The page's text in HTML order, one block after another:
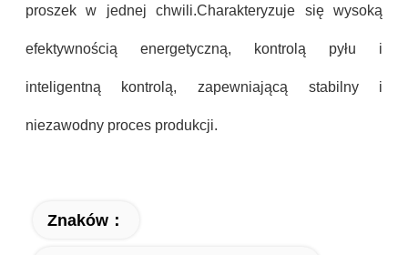
proszek w jednej chwili.Charakteryzuje się wysoką
efektywnością energetyczną, kontrolą pyłu i
inteligentną kontrolą, zapewniającą stabilny i
niezawodny proces produkcji.
Znaków：